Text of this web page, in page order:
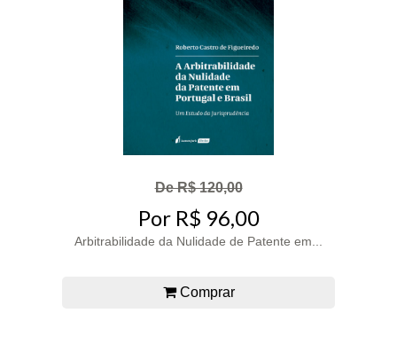
De R$ 120,00
Por R$ 96,00
Arbitrabilidade da Nulidade de Patente em...
Comprar